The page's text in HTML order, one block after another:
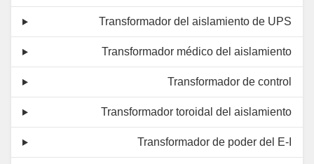
Transformador del aislamiento de UPS
Transformador médico del aislamiento
Transformador de control
Transformador toroidal del aislamiento
Transformador de poder del E-I